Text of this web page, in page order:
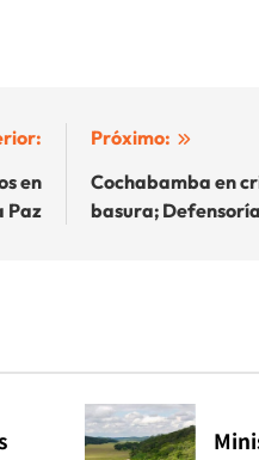
en
Paz
Próximo:
Cochabamba en
basura;